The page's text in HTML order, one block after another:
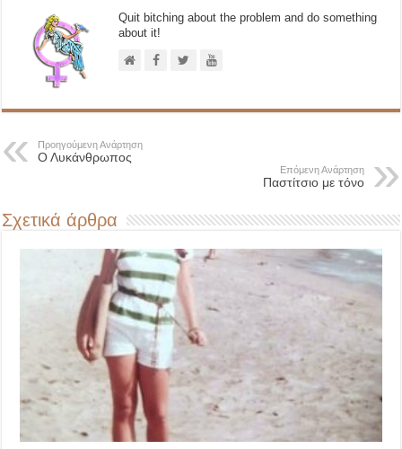
Quit bitching about the problem and do something
about it!
Προηγούμενη Ανάρτηση
Ο Λυκάνθρωπος
Επόμενη Ανάρτηση
Παστίτσιο με τόνο
Σχετικά άρθρα